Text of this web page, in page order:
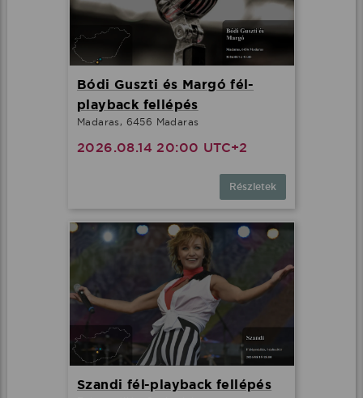
Bódi Guszti és Margó fél-
playback fellépés
Madaras, 6456 Madaras
2026.08.14 20:00 UTC+2
Részletek
Szandi fél-playback fellépés